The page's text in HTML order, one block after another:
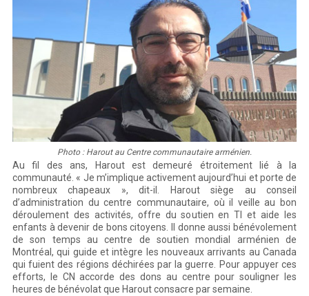
Photo : Harout au Centre communautaire arménien.
Au fil des ans, Harout est demeuré étroitement lié à la
communauté. « Je m’implique activement aujourd’hui et porte de
nombreux chapeaux », dit-il. Harout siège au conseil
d’administration du centre communautaire, où il veille au bon
déroulement des activités, offre du soutien en TI et aide les
enfants à devenir de bons citoyens. Il donne aussi bénévolement
de son temps au centre de soutien mondial arménien de
Montréal, qui guide et intègre les nouveaux arrivants au Canada
qui fuient des régions déchirées par la guerre. Pour appuyer ces
efforts, le CN accorde des dons au centre pour souligner les
heures de bénévolat que Harout consacre par semaine.